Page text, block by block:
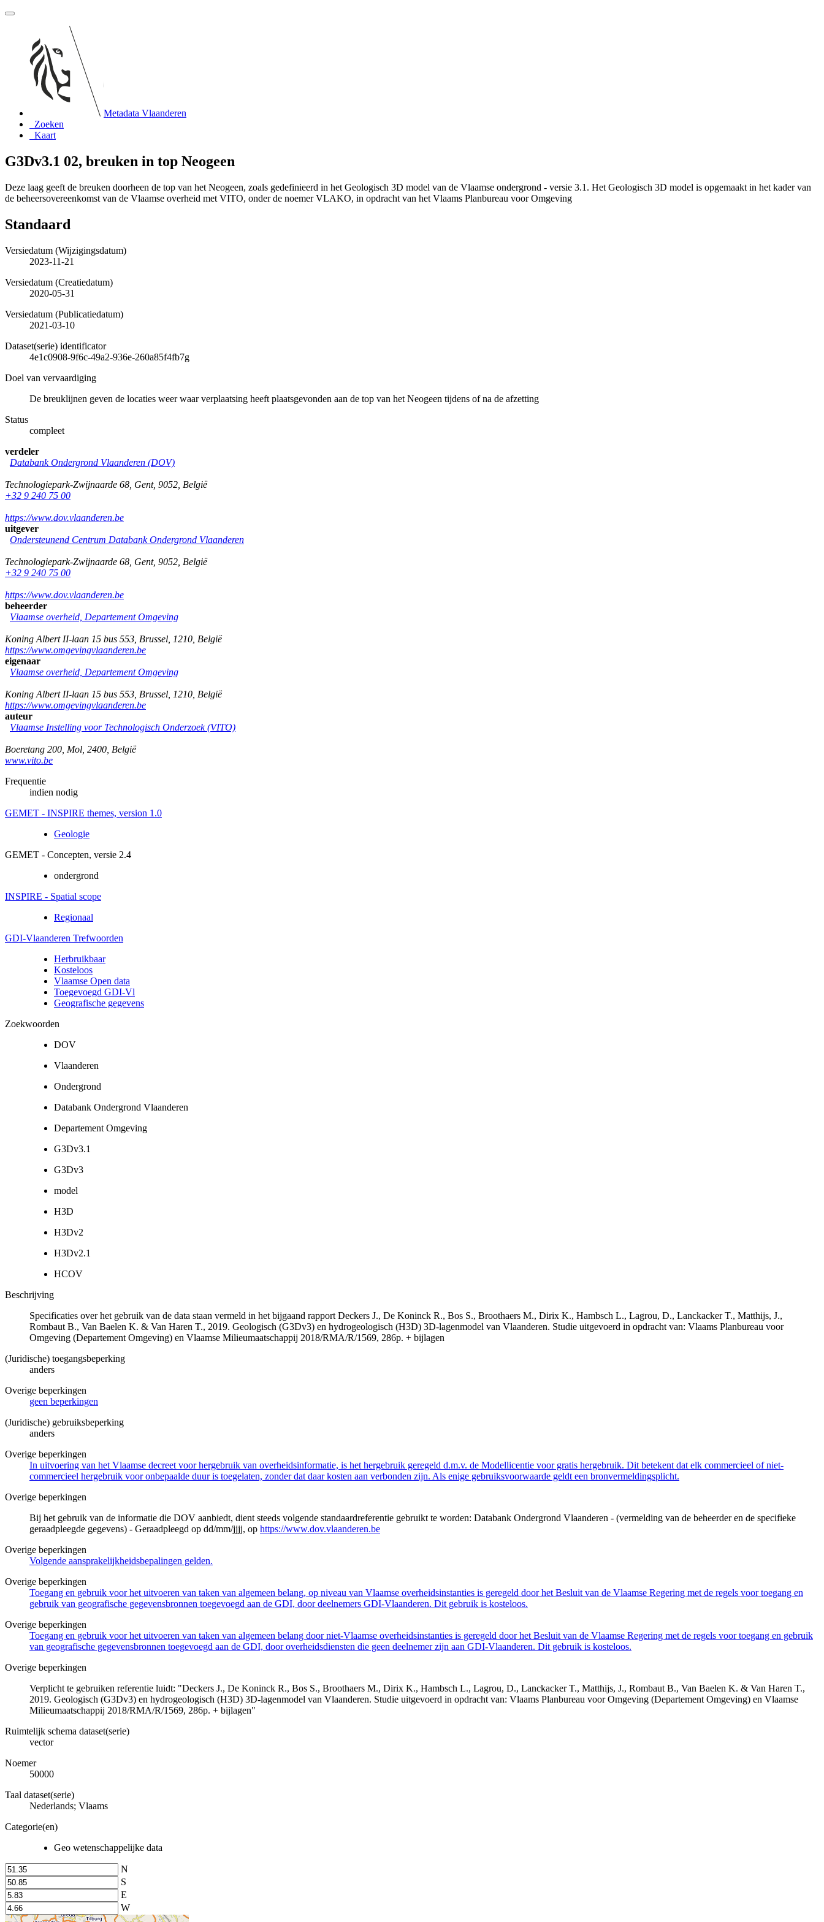
Metadata Vlaanderen
Zoeken
Kaart
G3Dv3.1 02, breuken in top Neogeen
Deze laag geeft de breuken doorheen de top van het Neogeen, zoals gedefinieerd in het Geologisch 3D model van de Vlaamse ondergrond - versie 3.1. Het Geologisch 3D model is opgemaakt in het kader van
de beheersovereenkomst van de Vlaamse overheid met VITO, onder de noemer VLAKO, in opdracht van het Vlaams Planbureau voor Omgeving
Standaard
Versiedatum (Wijzigingsdatum)
2023-11-21
Versiedatum (Creatiedatum)
2020-05-31
Versiedatum (Publicatiedatum)
2021-03-10
Dataset(serie) identificator
4e1c0908-9f6c-49a2-936e-260a85f4fb7g
Doel van vervaardiging
De breuklijnen geven de locaties weer waar verplaatsing heeft plaatsgevonden aan de top van het Neogeen tijdens of na de afzetting
Status
compleet
verdeler
Databank Ondergrond Vlaanderen (DOV)
Technologiepark-Zwijnaarde 68 Gent, 9052 België
+32 9 240 75 00
https://www.dov.vlaanderen.be
uitgever
Ondersteunend Centrum Databank Ondergrond Vlaanderen
Technologiepark-Zwijnaarde 68 Gent, 9052 België
+32 9 240 75 00
https://www.dov.vlaanderen.be
beheerder
Vlaamse overheid, Departement Omgeving
Koning Albert II-laan 15 bus 553 Brussel 1210 België
https://www.omgevingvlaanderen.be
eigenaar
Vlaamse overheid, Departement Omgeving
Koning Albert II-laan 15 bus 553 Brussel 1210 België
https://www.omgevingvlaanderen.be
auteur
Vlaamse Instelling voor Technologisch Onderzoek (VITO)
Boeretang 200 Mol 2400 België
www.vito.be
Frequentie
indien nodig
GEMET - INSPIRE themes, version 1.0
Geologie
GEMET - Concepten, versie 2.4
ondergrond
INSPIRE - Spatial scope
Regionaal
GDI-Vlaanderen Trefwoorden
Herbruikbaar
Kosteloos
Vlaamse Open data
Toegevoegd GDI-Vl
Geografische gegevens
Zoekwoorden
DOV
Vlaanderen
Ondergrond
Databank Ondergrond Vlaanderen
Departement Omgeving
G3Dv3.1
G3Dv3
model
H3D
H3Dv2
H3Dv2.1
HCOV
Beschrijving
Specificaties over het gebruik van de data staan vermeld in het bijgaand rapport Deckers J., De Koninck R., Bos S., Broothaers M., Dirix K., Hambsch L., Lagrou, D., Lanckacker T., Matthijs, J.,
Rombaut B., Van Baelen K. & Van Haren T., 2019. Geologisch (G3Dv3) en hydrogeologisch (H3D) 3D-lagenmodel van Vlaanderen. Studie uitgevoerd in opdracht van: Vlaams Planbureau voor
Omgeving (Departement Omgeving) en Vlaamse Milieumaatschappij 2018/RMA/R/1569, 286p. + bijlagen
(Juridische) toegangsbeperking
anders
Overige beperkingen
geen beperkingen
(Juridische) gebruiksbeperking
anders
Overige beperkingen
In uitvoering van het Vlaamse decreet voor hergebruik van overheidsinformatie, is het hergebruik geregeld d.m.v. de Modellicentie voor gratis hergebruik. Dit betekent dat elk commercieel of niet-
commercieel hergebruik voor onbepaalde duur is toegelaten, zonder dat daar kosten aan verbonden zijn. Als enige gebruiksvoorwaarde geldt een bronvermeldingsplicht.
Overige beperkingen
Bij het gebruik van de informatie die DOV aanbiedt, dient steeds volgende standaardreferentie gebruikt te worden: Databank Ondergrond Vlaanderen - (vermelding van de beheerder en de specifieke
geraadpleegde gegevens) - Geraadpleegd op dd/mm/jjjj, op https://www.dov.vlaanderen.be
Overige beperkingen
Volgende aansprakelijkheidsbepalingen gelden.
Overige beperkingen
Toegang en gebruik voor het uitvoeren van taken van algemeen belang, op niveau van Vlaamse overheidsinstanties is geregeld door het Besluit van de Vlaamse Regering met de regels voor toegang en
gebruik van geografische gegevensbronnen toegevoegd aan de GDI, door deelnemers GDI-Vlaanderen. Dit gebruik is kosteloos.
Overige beperkingen
Toegang en gebruik voor het uitvoeren van taken van algemeen belang door niet-Vlaamse overheidsinstanties is geregeld door het Besluit van de Vlaamse Regering met de regels voor toegang en gebruik
van geografische gegevensbronnen toegevoegd aan de GDI, door overheidsdiensten die geen deelnemer zijn aan GDI-Vlaanderen. Dit gebruik is kosteloos.
Overige beperkingen
Verplicht te gebruiken referentie luidt: "Deckers J., De Koninck R., Bos S., Broothaers M., Dirix K., Hambsch L., Lagrou, D., Lanckacker T., Matthijs, J., Rombaut B., Van Baelen K. & Van Haren T.,
2019. Geologisch (G3Dv3) en hydrogeologisch (H3D) 3D-lagenmodel van Vlaanderen. Studie uitgevoerd in opdracht van: Vlaams Planbureau voor Omgeving (Departement Omgeving) en Vlaamse
Milieumaatschappij 2018/RMA/R/1569, 286p. + bijlagen"
Ruimtelijk schema dataset(serie)
vector
Noemer
50000
Taal dataset(serie)
Nederlands; Vlaams
Categorie(en)
Geo wetenschappelijke data
N
S
E
W